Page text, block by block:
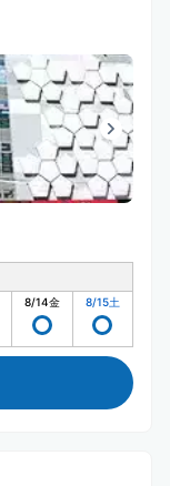
8/14金 8/15土